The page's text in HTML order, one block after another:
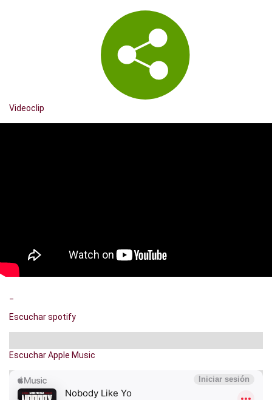
Videoclip
Escuchar spotify
Escuchar Apple Music